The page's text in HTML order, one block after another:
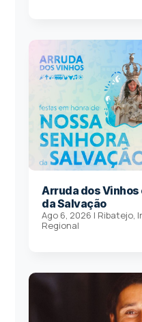
Arruda dos Vinhos
da Salvação
Ago 6, 2026 | Ribatejo,
Regional